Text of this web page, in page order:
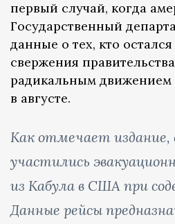
первый случай, когда
Государственный
данные о тех, кто
свержения
радикальным движением
в августе.
Как отмечает издание,
участились
из Кабула в США при
Данные рейсы